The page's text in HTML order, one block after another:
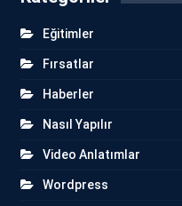
Eğitimler
Fırsatlar
Haberler
Nasıl Yapılır
Video Anlatımlar
Wordpress